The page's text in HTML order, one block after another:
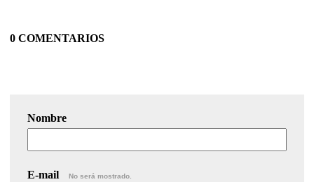
0 COMENTARIOS
Nombre
E-mail No será mostrado.